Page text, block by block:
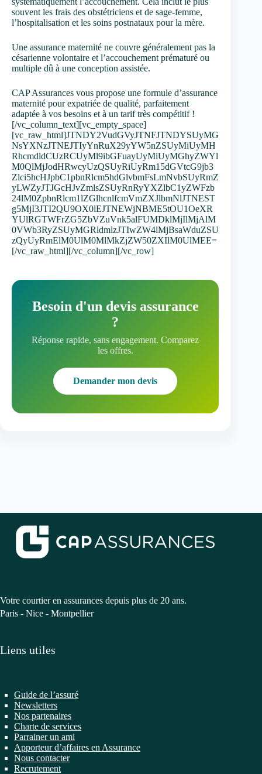
souvent les frais des obstétriciens et de sage-femme,
l’hospitalisation et les soins postnataux pour la mère.
Une assurance maternité ne couvre généralement pas la
césarienne volontaire et l’accouchement prématuré ou
multiple dû à une conception assistée.
CAP Assurances vous propose une formule d’assurance
maternité pour expatriée de qualité, parfaitement
adaptée à vos besoins et à un tarif très compétitif !
[/vc_column_text][vc_empty_space]
[vc_raw_html]JTNDY2VudGVyJTNFJTNDYSUyMG
NsYXNzJTNEJTIyYnRuX29yYW5nZSUyMiUyMH
RhcmdldCUzRCUyMl9ibGFuayUyMiUyMGhyZWYl
M0QlMjJodHRwcyUzQSUyRiUyRm15dGVtcG9jb3
Zlci5hcHJpbC1pbnRlcm5hdGlvbmFsLmNvbSUyRmZ
yLWZyJTJGcHJvZmlsZSUyRnRyYXZlbC1yZWFzb
24lM0ZpbnRlcm1lZGlhcnlfcmVmZXJlbmNlJTNEST
g5MjI3JTI2QU9OX0lEJTNEWjNBME5tOU1OeXR
YUlRGTWFrZG5ZbVZuVnk5alFUMDklMjIlMjAlM
0VWb3RyZSUyMGRldmlzJTIwZW4lMjBsaWduZSU
zQyUyRmElM0UlM0MlMkZjZW50ZXIlM0UlMEE=
[/vc_raw_html][/vc_column][/vc_row]
Besoin d'un devis assurance
?
Réponse rapide, sans engagement. Comparez
les offres.
Demander mon devis
Votre courtier en assurances depuis plus de 20 ans.
Paris - Nice - Montpellier
Liens utiles
Guide de l’assuré
Newsletters
Nos partenaires
Charte de services
Parrainer un ami
Apporteur d’affaires en Assurance
Nous contacter
Recrutement